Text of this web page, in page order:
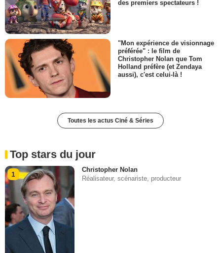
des premiers spectateurs !
"Mon expérience de visionnage
préférée" : le film de
Christopher Nolan que Tom
Holland préfère (et Zendaya
aussi), c'est celui-là !
Toutes les actus Ciné & Séries
Top stars du jour
1
Christopher Nolan
Réalisateur, scénariste, producteur